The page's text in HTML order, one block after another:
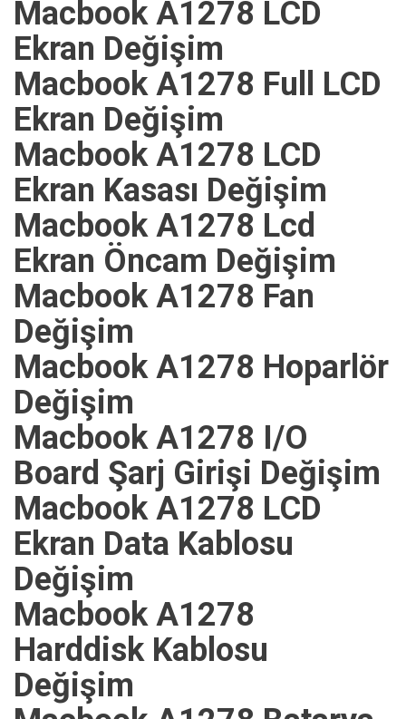
Macbook A1278 LCD
Ekran Değişim
Macbook A1278 Full LCD
Ekran Değişim
Macbook A1278 LCD
Ekran Kasası Değişim
Macbook A1278 Lcd
Ekran Öncam Değişim
Macbook A1278 Fan
Değişim
Macbook A1278 Hoparlör
Değişim
Macbook A1278 I/O
Board Şarj Girişi Değişim
Macbook A1278 LCD
Ekran Data Kablosu
Değişim
Macbook A1278
Harddisk Kablosu
Değişim